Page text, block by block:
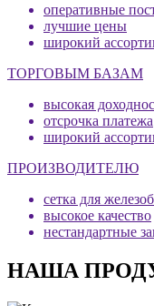
оперативные
лучшие цены
широкий
ТОРГОВЫМ БАЗАМ
высокая
отсрочка платежа
широкий
ПРОИЗВОДИТЕЛЮ
сетка для
высокое качество
нестандартные
НАША